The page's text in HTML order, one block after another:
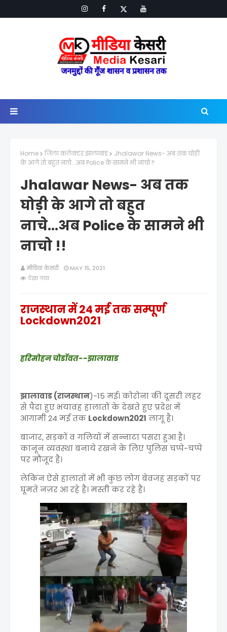
Home जिला कलेक्टर झालावाड़
Jhalawar News- अब तक घोड़ी
के आगे तो बहुत नाचे...अब Police के सामने भी नाचो !!
Jhalawar News- अब तक
घोड़ी के आगे तो बहुत
नाचे...अब Police के सामने भी
नाचो !!
मीडिया केसरी
MAY 15, 2021
देखा गया
राजस्थान में 24 मई तक सम्पूर्ण
Lockdown2021
हरिमोहन चोडॉवत--झालावाड
झालावाड (राजस्थान)-15 मई। कोरोना की दूसरी लहर
से पैदा हुए भयावह हालातों के देखते हुए प्रदेश में
आगामी 24 मई तक Lockdown2021 लागू है।
बाजार, सड़कों व गलियों में सन्नाटा पसरा हुआ है।
कानून व्यवस्था बनाये रखने के लिए पुलिस चप्पे-चप्पे
पर मौजूद है।
लेकिन ऐसे हालातों में भी कुछ लोग बेवजह सड़कों पर
घूमते नज़र आ रहे हैं। मस्ती कर रहे हैं।